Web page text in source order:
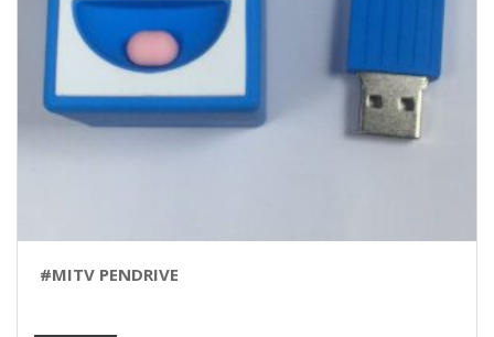
#MITV PENDRIVE